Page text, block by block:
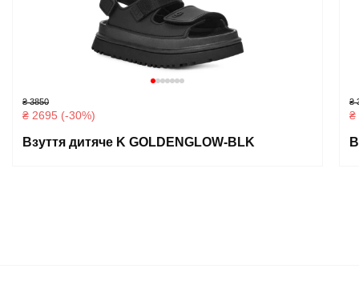
₴ 3850
₴ 2695 (-30%)
Взуття дитяче K GOLDENGLOW-BLK
₴
₴